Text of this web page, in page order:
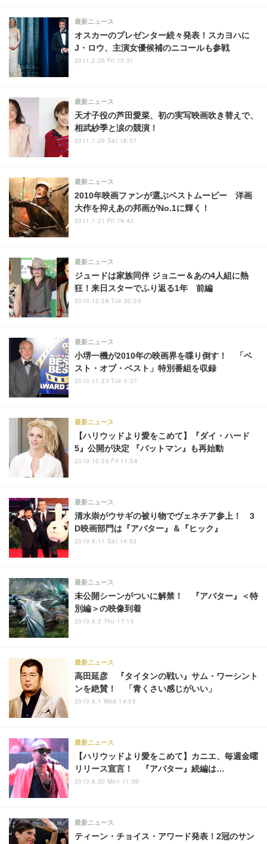
オスカーのプレゼンター続々発表！スカヨハに
J・ロウ、主演女優候補のニコールも参戦
最新ニュース
2011.2.25 Fri 15:31
天才子役の芦田愛菜、初の実写映画吹き替えで、
相武紗季と涙の競演！
最新ニュース
2011.1.29 Sat 18:57
2010年映画ファンが選ぶベストムービー 洋画
大作を抑えあの邦画がNo.1に輝く！
最新ニュース
2011.1.21 Fri 19:43
ジュードは家族同伴 ジョニー＆あの4人組に熱
狂！来日スターでふり返る1年 前編
最新ニュース
2010.12.28 Tue 20:39
小堺一機が2010年の映画界を喋り倒す！ 「ベ
スト・オブ・ベスト」特別番組を収録
最新ニュース
2010.11.23 Tue 0:37
【ハリウッドより愛をこめて】『ダイ・ハード
5』公開が決定 『バットマン』も再始動
最新ニュース
2010.10.29 Fri 11:58
清水崇がウサギの被り物でヴェネチア参上！ 3
D映画部門は『アバター』＆『ヒック』
最新ニュース
2010.9.11 Sat 14:53
未公開シーンがついに解禁！ 『アバター』＜特
別編＞の映像到着
最新ニュース
2010.9.2 Thu 17:15
高田延彦 『タイタンの戦い』サム・ワーシント
ンを絶賛！ 「青くさい感じがいい」
最新ニュース
2010.9.1 Wed 14:58
【ハリウッドより愛をこめて】カニエ、毎週金曜
リリース宣言！ 『アバター』続編は…
最新ニュース
2010.8.30 Mon 11:56
ティーン・チョイス・アワード発表！2冠のサン
最新ニュース